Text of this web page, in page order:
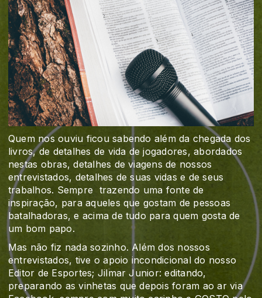
Quem nos ouviu ficou sabendo além da chegada dos
livros, de detalhes de vida de jogadores, abordados
nestas obras, detalhes de viagens de nossos
entrevistados, detalhes de suas vidas e de seus
trabalhos. Sempre trazendo uma fonte de
inspiração, para aqueles que gostam de pessoas
batalhadoras, e acima de tudo para quem gosta de
um bom papo.
Mas não fiz nada sozinho. Além dos nossos
entrevistados, tive o apoio incondicional do nosso
Editor de Esportes; Jilmar Junior: editando,
preparando as vinhetas que depois foram ao ar via